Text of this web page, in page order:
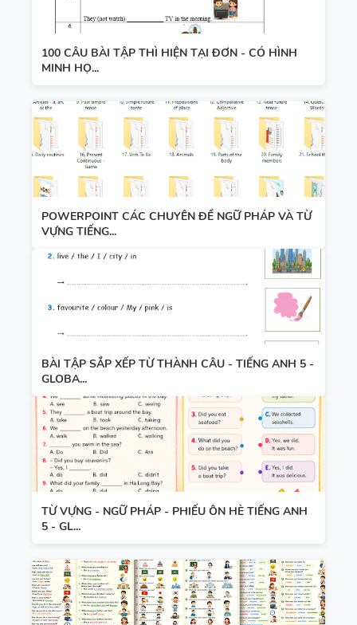
100 CÂU BÀI TẬP THÌ HIỆN TẠI ĐƠN - CÓ HÌNH
MINH HỌ...
POWERPOINT CÁC CHUYÊN ĐỀ NGỮ PHÁP VÀ TỪ
VỰNG TIẾNG...
BÀI TẬP SẮP XẾP TỪ THÀNH CÂU - TIẾNG ANH 5 -
GLOBA...
TỪ VỰNG - NGỮ PHÁP - PHIẾU ÔN HÈ TIẾNG ANH
5 - GL...